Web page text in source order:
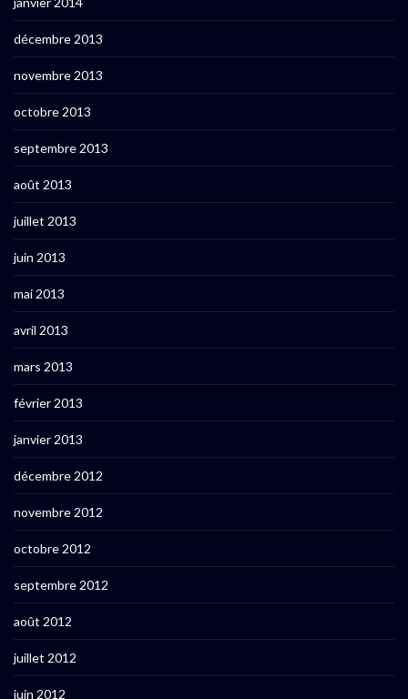
décembre 2013
novembre 2013
octobre 2013
septembre 2013
août 2013
juillet 2013
juin 2013
mai 2013
avril 2013
mars 2013
février 2013
janvier 2013
décembre 2012
novembre 2012
octobre 2012
septembre 2012
août 2012
juillet 2012
juin 2012